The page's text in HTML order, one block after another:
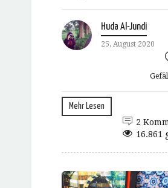
Huda Al-Jundi
25. August 2020
Mehr Lesen
2
16.861